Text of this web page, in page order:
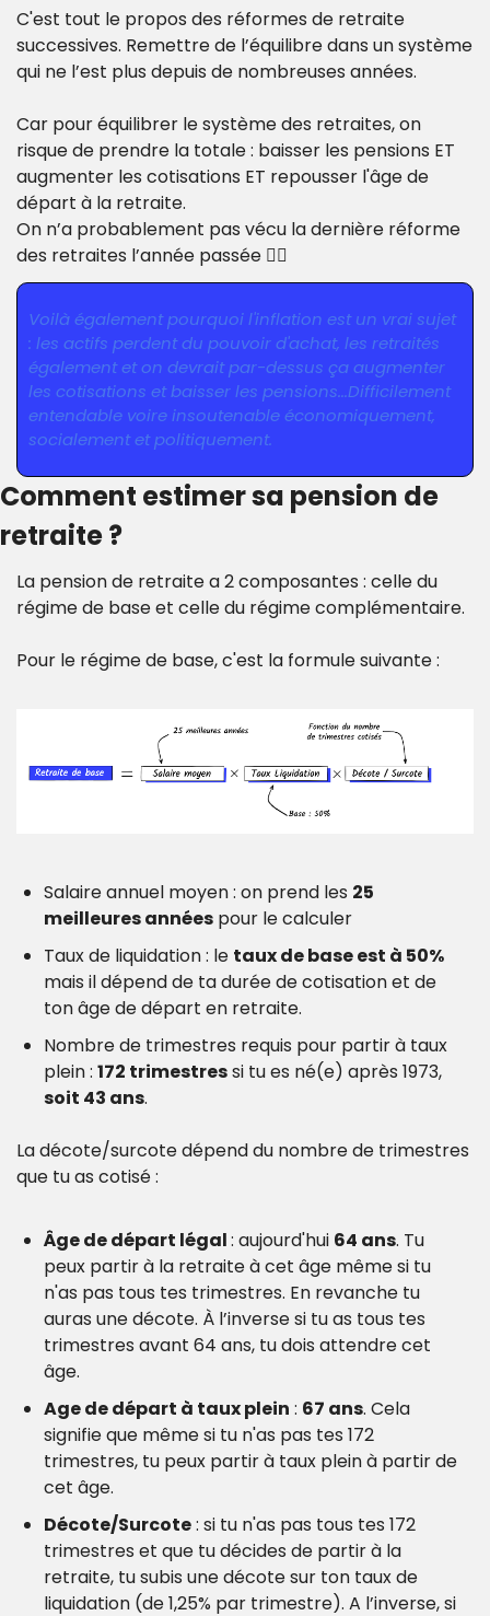
C'est tout le propos des réformes de retraite
successives. Remettre de l’équilibre dans un système
qui ne l’est plus depuis de nombreuses années.
Car pour équilibrer le système des retraites, on
risque de prendre la totale : baisser les pensions ET
augmenter les cotisations ET repousser l'âge de
départ à la retraite.
On n’a probablement pas vécu la dernière réforme
des retraites l’année passée 🤷‍♂️
Voilà également pourquoi l'inflation est un vrai sujet
: les actifs perdent du pouvoir d'achat, les retraités
également et on devrait par-dessus ça augmenter
les cotisations et baisser les pensions...Difficilement
entendable voire insoutenable économiquement,
socialement et politiquement.
Comment estimer sa pension de
retraite ?
La pension de retraite a 2 composantes : celle du
régime de base et celle du régime complémentaire.
Pour le régime de base, c'est la formule suivante :
Salaire annuel moyen : on prend les 25
meilleures années pour le calculer
Taux de liquidation : le taux de base est à 50%
mais il dépend de ta durée de cotisation et de
ton âge de départ en retraite.
Nombre de trimestres requis pour partir à taux
plein : 172 trimestres
soit 43 ans.
La décote/surcote dépend du nombre de trimestres
que tu as cotisé :
Âge de départ légal : aujourd'hui 64 ans. Tu
peux partir à la retraite à cet âge même si tu
n'as pas tous tes trimestres. En revanche tu
auras une décote. À l’inverse si tu as tous tes
trimestres avant 64 ans, tu dois attendre cet
âge.
Age de départ à taux plein : 67 ans. Cela
signifie que même si tu n'as pas tes 172
trimestres, tu peux partir à taux plein à partir de
cet âge.
Décote/Surcote : si tu n'as pas tous tes 172
trimestres et que tu décides de partir à la
retraite, tu subis une décote sur ton taux de
liquidation (de 1,25% par trimestre). A l’inverse, si